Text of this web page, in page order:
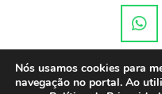
Nós usamos cookies para
navegação no portal. Ao